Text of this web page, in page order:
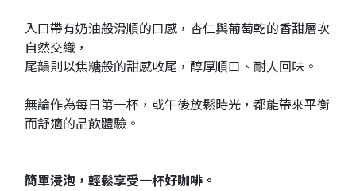
入口帶有奶油般滑順的口感，杏仁與葡萄乾的香甜層次
自然交織，
尾韻則以焦糖般的甜感收尾，醇厚順口、耐人回味。
無論作為每日第一杯，或午後放鬆時光，都能帶來平衡
而舒適的品飲體驗。
簡單浸泡，輕鬆享受一杯好咖啡。